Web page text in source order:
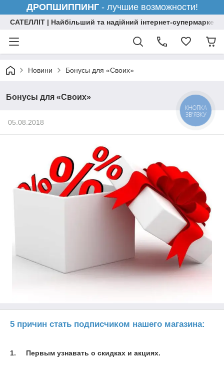
ДРОПШИППИНГ- лучшие возможности!
САТЕЛЛІТ | Найбільший та надійний інтернет-супермаркет
Новини Бонусы для «Своих»
Бонусы для «Своих»
05.08.2018
5 причин стать подписчиком нашего магазина:
1. Первым узнавать о скидках и акциях.
КНОПКА
ЗВ'ЯЗКУ